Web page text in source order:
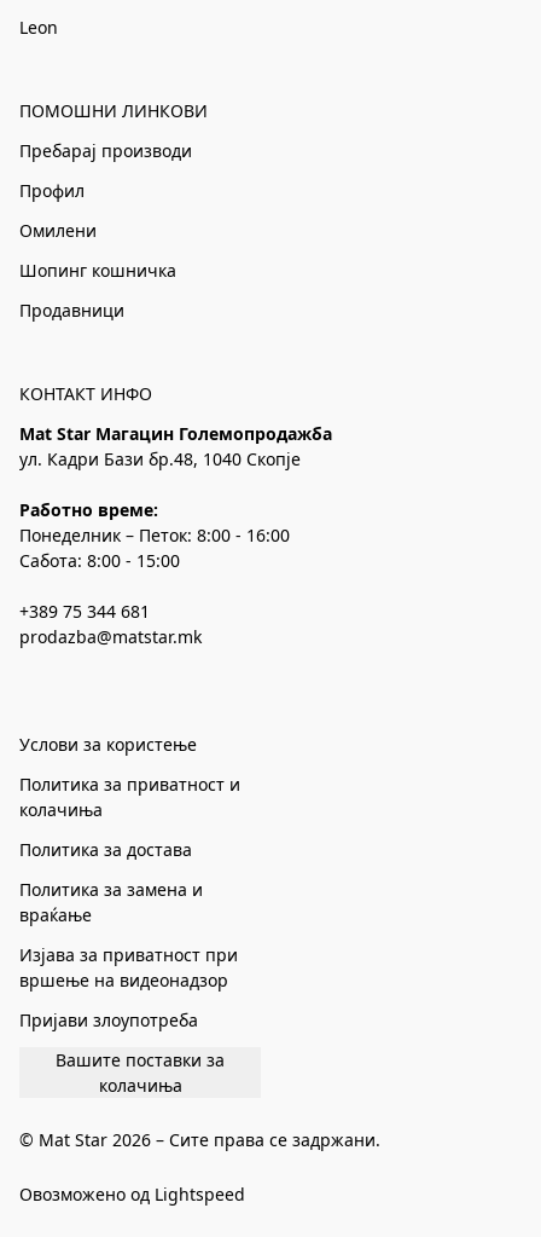
Leon
ПОМОШНИ ЛИНКОВИ
Пребарај производи
Профил
Омилени
Шопинг кошничка
Продавници
КОНТАКТ ИНФО
Mat Star Магацин Големопродажба
ул. Кадри Бази бр.48, 1040 Скопје
Работно време:
Понеделник – Петок: 8:00 - 16:00
Сабота: 8:00 - 15:00
+389 75 344 681
prodazba@matstar.mk
Услови за користење
Политика за приватност и
колачиња
Политика за достава
Политика за замена и
враќање
Изјава за приватност при
вршење на видеонадзор
Пријави злоупотреба
Вашите поставки за
колачиња
© Mat Star 2026 – Сите права се задржани.
Овозможено од Lightspeed